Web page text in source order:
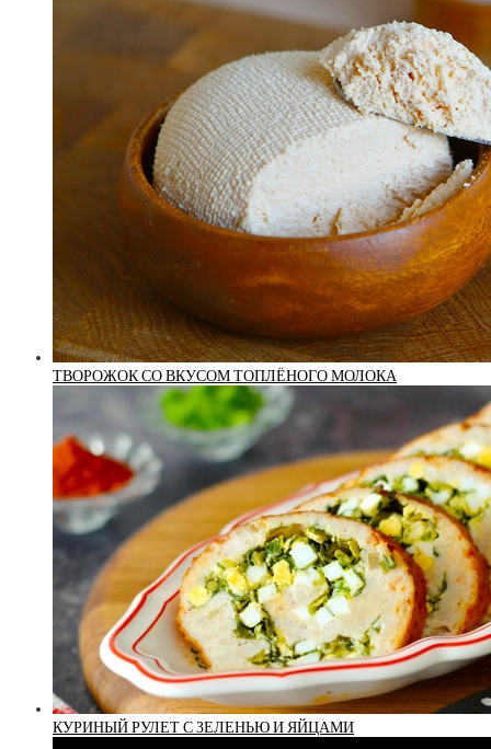
ТВОРОЖОК СО ВКУСОМ ТОПЛЁНОГО МОЛОКА
КУРИНЫЙ РУЛЕТ С ЗЕЛЕНЬЮ И ЯЙЦАМИ